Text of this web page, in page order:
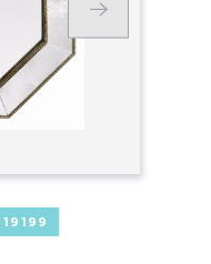
19199